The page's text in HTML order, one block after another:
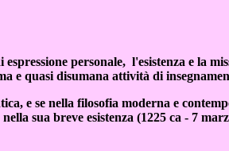
personale, l'esistenza e la
e quasi disumana attività di
e se nella filosofia moderna e
sua breve esistenza (1225 ca - 7